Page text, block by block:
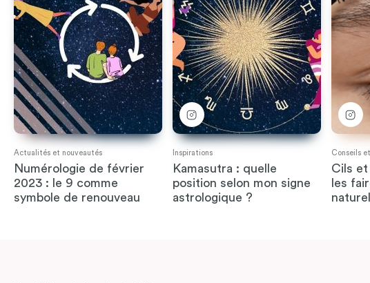
Actualités et nouveautés
Numérologie de février
2023 : le 9 comme
symbole de renouveau
Inspirations
Kamasutra : quelle
position selon mon signe
astrologique ?
Conseils
Cils
les